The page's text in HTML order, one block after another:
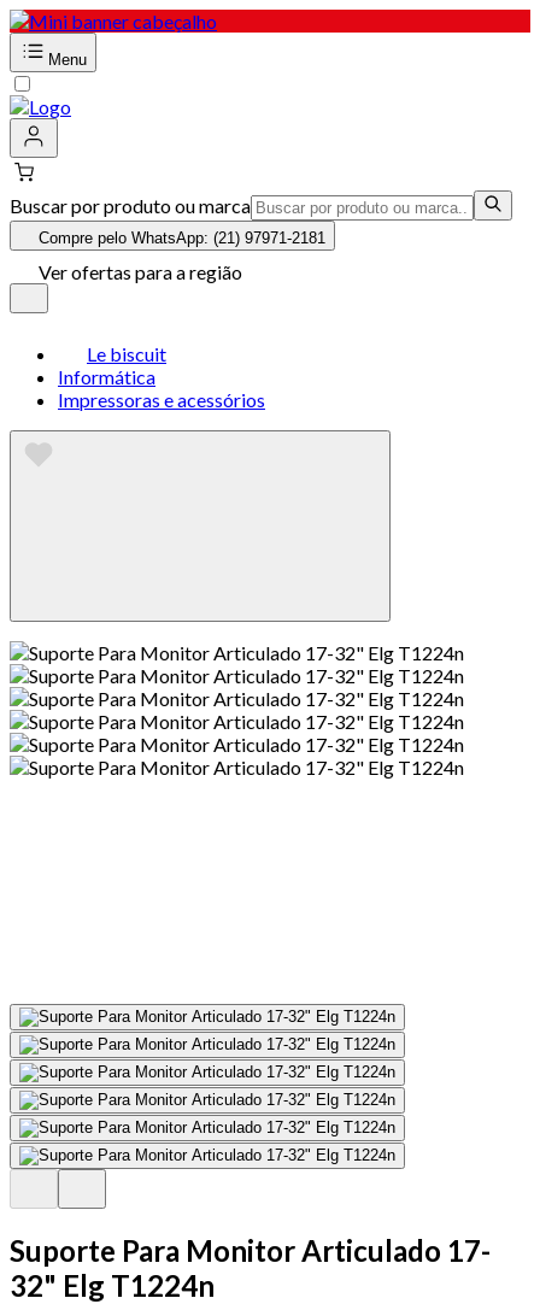
Menu
Buscar por produto ou marca
Compre pelo WhatsApp: (21) 97971-2181
Ver ofertas para a região
Le biscuit
Informática
Impressoras e acessórios
Suporte Para Monitor Articulado 17-
32" Elg T1224n